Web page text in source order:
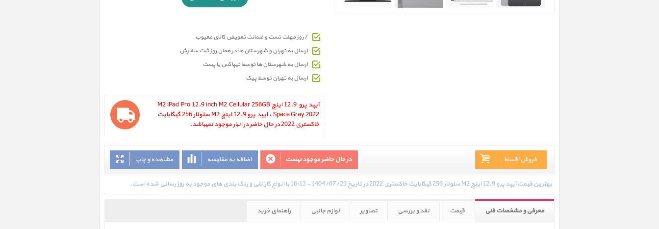
7 روز مهلت تست و ضمانت تعویض کالای معیوب
ارسال به تهران و شهرستان ها در همان روز ثبت سفارش
ارسال به شهرستان ها توسط تیپاکس یا پست
ارسال به تهران توسط پیک
آیپد پرو 12.9 اینچ M2 iPad Pro 12.9 inch M2 Cellular 256GB
Space Gray 2022 ، آیپد پرو 12.9 اینچ M2 سلولار 256 گیگابایت
خاکستری 2022 در حال حاضر در انبار موجود نمیباشد.
مشاهده و چاپ اضافه به مقایسه در حال حاضر موجود نیست فروش اقساط
بهترین قیمت آیپد پرو 12.9 اینچ M2 سلولار 256 گیگابایت خاکستری 2022 در تاریخ 1404/07/23 - 16:13 با انواع گارانتی و رنگ بندی های موجود به روز رسانی شده است.
معرفی و مشخصات فنی قیمت نقد و بررسی تصاویر لوازم جانبی راهنمای خرید